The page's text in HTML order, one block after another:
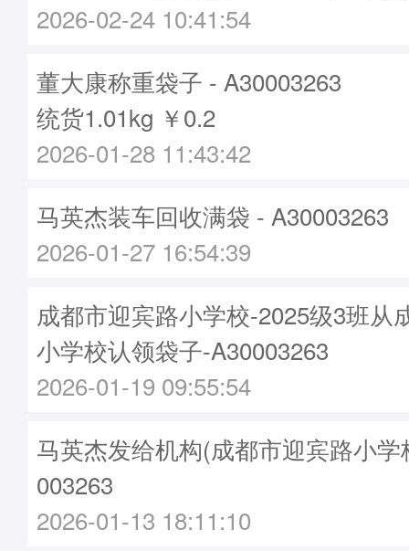
2026-02-24 10:41:54
董大康称重袋子 - A30003263
统货1.01kg ￥0.2
2026-01-28 11:43:42
马英杰装车回收满袋 - A30003263
2026-01-27 16:54:39
成都市迎宾路小学校-2025级3班从
小学校认领袋子-A30003263
2026-01-19 09:55:54
马英杰发给机构(成都市迎宾路小
003263
2026-01-13 18:11:10